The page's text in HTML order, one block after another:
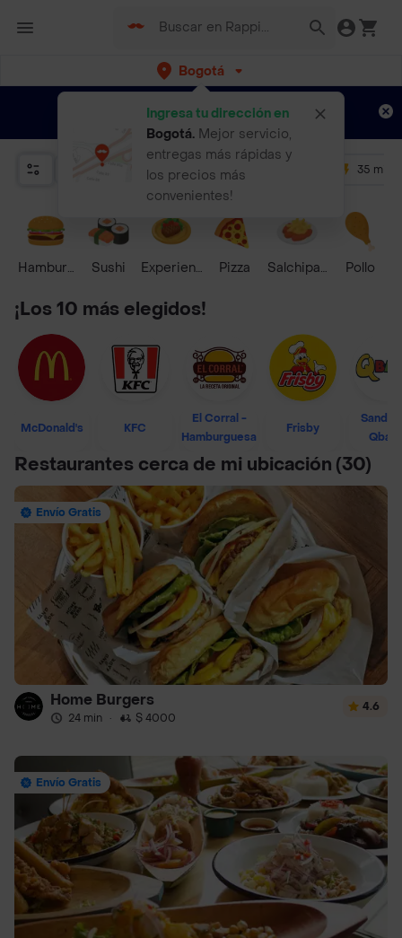
Bogotá
Ingresa tu dirección en
Bogotá. Mejor servicio,
entregas más rápidas y
los precios más
convenientes!
envíos gratis por semanas Aplican TyC
Relevancia Promos 35 mins
HamburguesaSushi Experiencias Foodies
Pizza Salchipapas Pollo
¡Los 10 más elegidos!
McDonald's KFC
El Corral -
Hamburguesa
Frisby
Restaurantes cerca de mi ubicación (30)
Envío Gratis
Home Burgers
24 min · $ 4000
4.6
Envío Gratis